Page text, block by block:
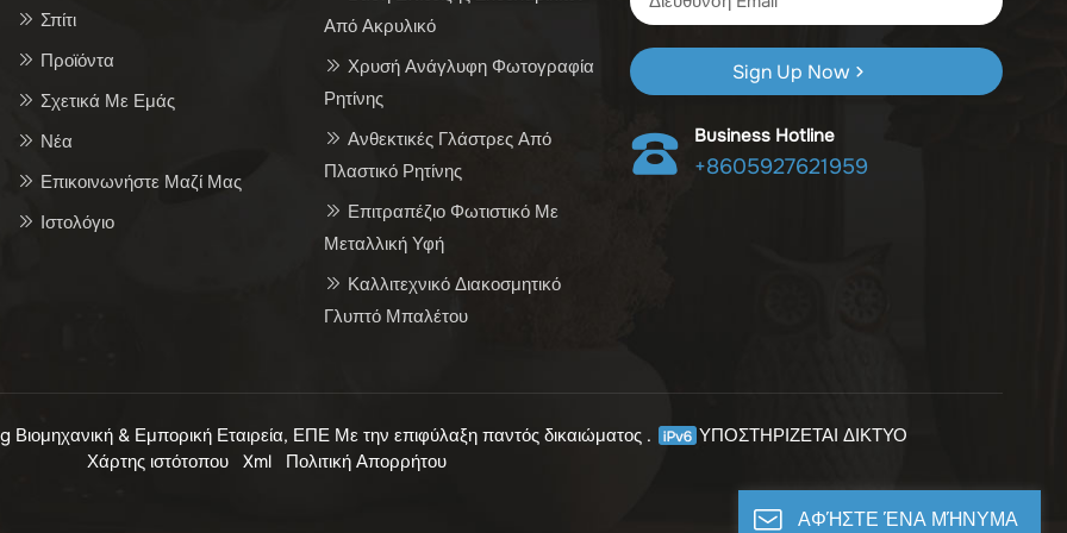
Σπίτι
Προϊόντα
Σχετικά Με Εμάς
Νέα
Επικοινωνήστε Μαζί Μας
Ιστολόγιο
Από Ακρυλικό
Χρυσή Ανάγλυφη Φωτογραφία
Ρητίνης
Ανθεκτικές Γλάστρες Από
Πλαστικό Ρητίνης
Επιτραπέζιο Φωτιστικό Με
Μεταλλική Υφή
Καλλιτεχνικό Διακοσμητικό
Γλυπτό Μπαλέτου
Sign Up Now
Business Hotline
+8605927621959
Βιομηχανική & Εμπορική Εταιρεία, ΕΠΕ Με την επιφύλαξη παντός δικαιώματος .
ΥΠΟΣΤΗΡΙΖΕΤΑΙ ΔΙΚΤΥΟ
Χάρτης ιστότοπου Xml Πολιτική Απορρήτου
ΑΦΉΣΤΕ ΈΝΑ ΜΉΝΥΜΑ